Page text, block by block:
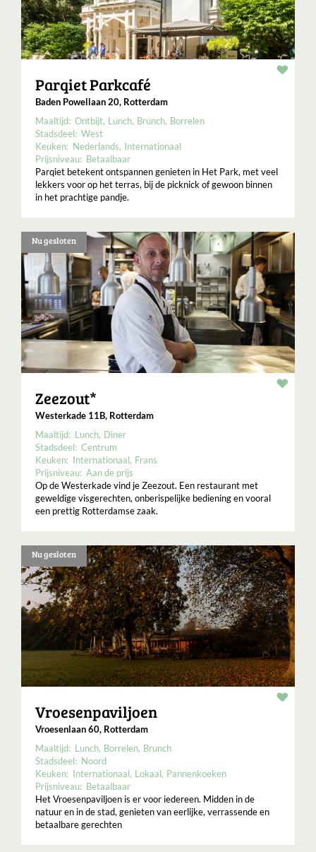
Parqiet Parkcafé
Baden Powellaan 20, Rotterdam
Maaltijd: Ontbijt Lunch Brunch Borrelen
Stadsdeel: West
Keuken: Nederlands Internationaal
Prijsniveau: Betaalbaar
Parqiet betekent ontspannen genieten in Het Park, met veel
lekkers voor op het terras, bij de picknick of gewoon binnen
in het prachtige pandje.
Nu gesloten
Zeezout*
Westerkade 11B, Rotterdam
Maaltijd: Lunch Diner
Stadsdeel: Centrum
Keuken: Internationaal Frans
Prijsniveau: Aan de prijs
Op de Westerkade vind je Zeezout. Een restaurant met
geweldige visgerechten, onberispelijke bediening en vooral
een prettig Rotterdamse zaak.
Nu gesloten
Vroesenpaviljoen
Vroesenlaan 60, Rotterdam
Maaltijd: Lunch Borrelen Brunch
Stadsdeel: Noord
Keuken: Internationaal Lokaal Pannenkoeken
Prijsniveau: Betaalbaar
Het Vroesenpaviljoen is er voor iedereen. Midden in de
natuur en in de stad, genieten van eerlijke, verrassende en
betaalbare gerechten